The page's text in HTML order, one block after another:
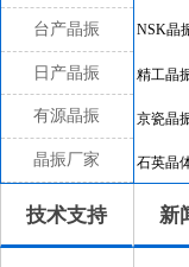
台产晶振
日产晶振
有源晶振
晶振厂家
NSK晶
精工晶
京瓷晶
石英晶
差分晶
7050晶
技术支持 新